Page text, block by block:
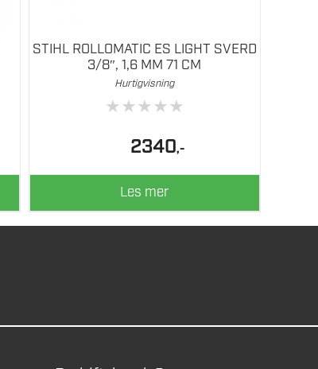
STIHL ROLLOMATIC ES LIGHT SVERD
3/8″, 1,6 MM 71 CM
Hurtigvisning
★★★★★
2340,-
Les mer